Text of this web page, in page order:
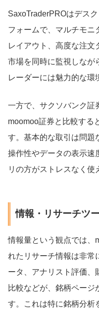
SaxoTraderPROはデス
フォームで、マルチモニ
レイアウト、高度な注文
市場を同時に監視しなが
レーダーには魅力的な環
一方で、サクソバンク証
moomoo証券と比較する
す。基本的な取引は問題
操作性やデータの表示速
リの方がストレスなく使
情報・リサーチツ
情報量という観点では、
れたリサーチ情報は非常
ータ、アナリスト評価、
比較などが、銘柄ページ
す。これは特に銘柄分析